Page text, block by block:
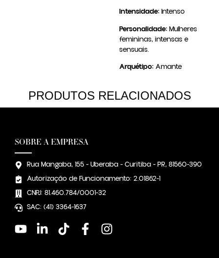
Intensidade: Intenso
Personalidade: Mulheres
femininas, intensas e
sensuais.
Arquétipo: Amante
PRODUTOS RELACIONADOS
SOBRE A EMPRESA
Rua Mangaba, 155 - Uberaba - Curitiba - PR, 81560-390
Autorização de Funcionamento: 2.01862-1
CNPJ: 81.460.784/0001-32
SAC: (41) 3364-1637